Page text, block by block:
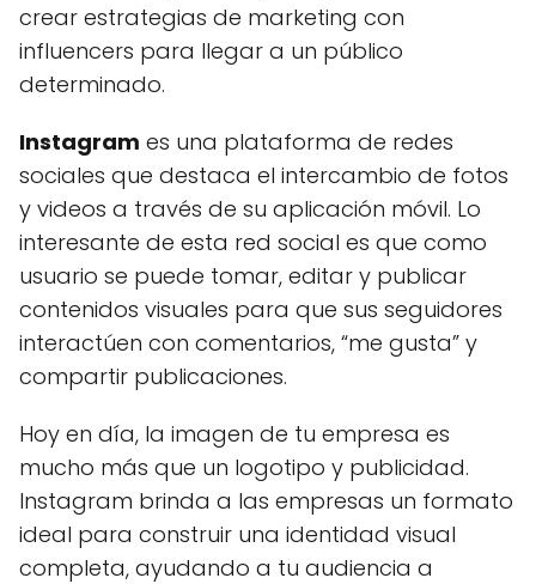
crear estrategias de marketing con
influencers para llegar a un público
determinado.
Instagram es una plataforma de redes
sociales que destaca el intercambio de fotos
y videos a través de su aplicación móvil. Lo
interesante de esta red social es que como
usuario se puede tomar, editar y publicar
contenidos visuales para que sus seguidores
interactúen con comentarios, “me gusta” y
compartir publicaciones.
Hoy en día, la imagen de tu empresa es
mucho más que un logotipo y publicidad.
Instagram brinda a las empresas un formato
ideal para construir una identidad visual
completa, ayudando a tu audiencia a